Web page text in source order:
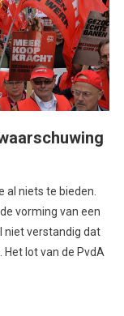
al niets te bieden.
vorming van een
niet verstandig dat
Het lot van de PvdA